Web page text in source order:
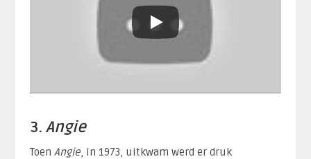
3. Angie
Toen Angie, in 1973, uitkwam werd er druk